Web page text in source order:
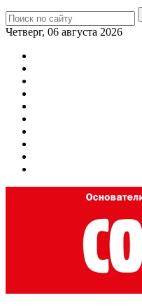
Четверг, 06 августа 2026